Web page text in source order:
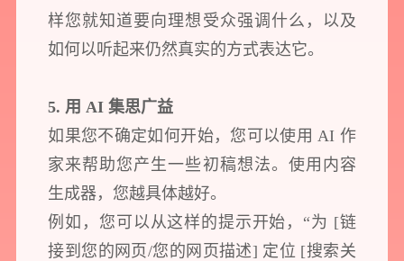
样您就知道要向理想受众强调什么，以及
如何以听起来仍然真实的方式表达它。
5. 用 AI 集思广益
如果您不确定如何开始，您可以使用 AI 作
家来帮助您产生一些初稿想法。使用内容
生成器，您越具体越好。
例如，您可以从这样的提示开始，“为 [链
接到您的网页/您的网页描述] 定位 [搜索关